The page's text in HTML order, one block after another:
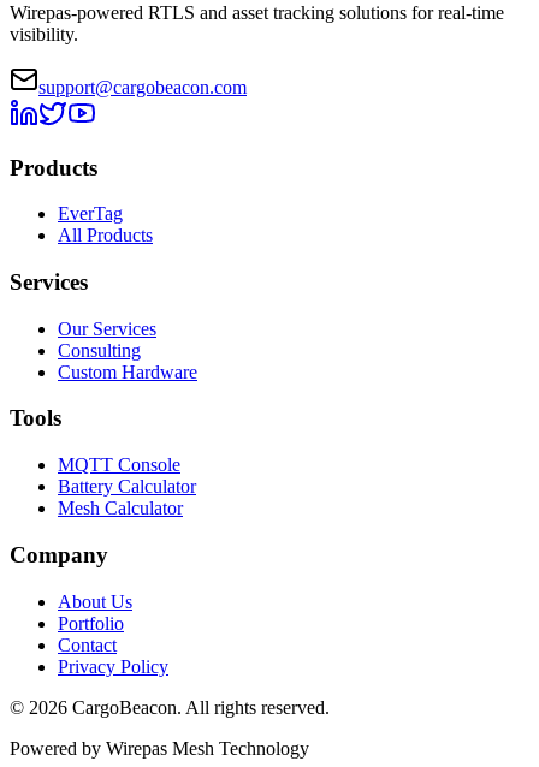
Wirepas-powered RTLS and asset tracking solutions for real-time
visibility.
support@cargobeacon.com
Products
EverTag
All Products
Services
Our Services
Consulting
Custom Hardware
Tools
MQTT Console
Battery Calculator
Mesh Calculator
Company
About Us
Portfolio
Contact
Privacy Policy
© 2026 CargoBeacon. All rights reserved.
Powered by Wirepas Mesh Technology